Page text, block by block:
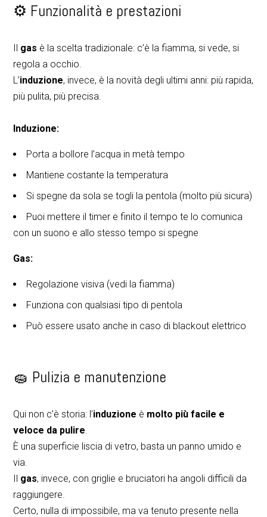
⚙️ Funzionalità e prestazioni
Il gas è la scelta tradizionale: c’è la fiamma, si vede, si
regola a occhio.
L’induzione, invece, è la novità degli ultimi anni: più rapida,
più pulita, più precisa.
Induzione:
Porta a bollore l’acqua in metà tempo
Mantiene costante la temperatura
Si spegne da sola se togli la pentola (molto più sicura)
Puoi mettere il timer e finito il tempo te lo comunica
con un suono e allo stesso tempo si spegne
Gas:
Regolazione visiva (vedi la fiamma)
Funziona con qualsiasi tipo di pentola
Può essere usato anche in caso di blackout elettrico
🧽 Pulizia e manutenzione
Qui non c’è storia: l’induzione è molto più facile e
veloce da pulire
È una superficie liscia di vetro, basta un panno umido e
via.
Il gas, invece, con griglie e bruciatori ha angoli difficili da
raggiungere.
Certo, nulla di impossibile, ma va tenuto presente nella